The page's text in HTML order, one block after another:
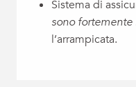
Sistema di
sono fortemente
l’arrampicata.